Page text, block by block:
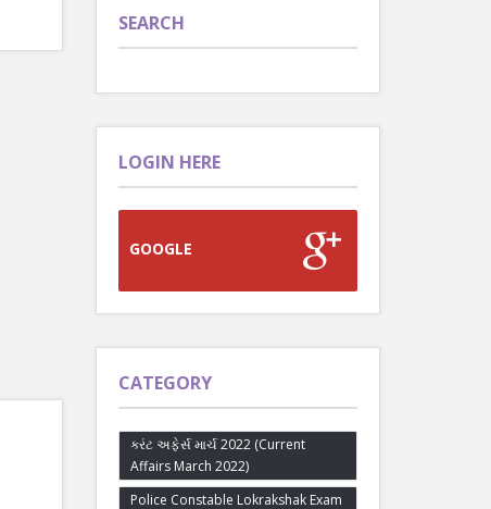
SEARCH
LOGIN HERE
GOOGLE
CATEGORY
કરંટ અફેર્સ માર્ચ 2022 (Current
Affairs March 2022)
Police Constable Lokrakshak Exam